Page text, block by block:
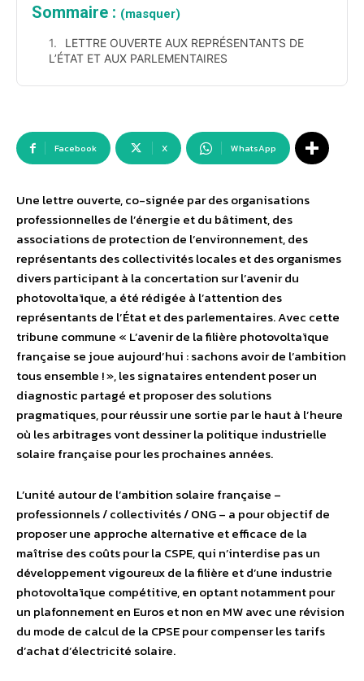
Sommaire : (masquer)
LETTRE OUVERTE AUX REPRÉSENTANTS DE
L’ÉTAT ET AUX PARLEMENTAIRES
Facebook X WhatsApp
Une lettre ouverte, co-signée par des organisations
professionnelles de l’énergie et du bâtiment, des
associations de protection de l’environnement, des
représentants des collectivités locales et des organismes
divers participant à la concertation sur l’avenir du
photovoltaïque, a été rédigée à l’attention des
représentants de l’État et des parlementaires. Avec cette
tribune commune « L’avenir de la filière photovoltaïque
française se joue aujourd’hui : sachons avoir de l’ambition
tous ensemble ! », les signataires entendent poser un
diagnostic partagé et proposer des solutions
pragmatiques, pour réussir une sortie par le haut à l’heure
où les arbitrages vont dessiner la politique industrielle
solaire française pour les prochaines années.
L’unité autour de l’ambition solaire française –
professionnels / collectivités / ONG – a pour objectif de
proposer une approche alternative et efficace de la
maîtrise des coûts pour la CSPE, qui n’interdise pas un
développement vigoureux de la filière et d’une industrie
photovoltaïque compétitive, en optant notamment pour
un plafonnement en Euros et non en MW avec une révision
du mode de calcul de la CPSE pour compenser les tarifs
d’achat d’électricité solaire.